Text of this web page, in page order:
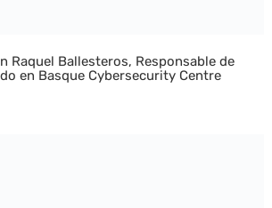
Raquel Ballesteros, Responsable de
en Basque Cybersecurity Centre